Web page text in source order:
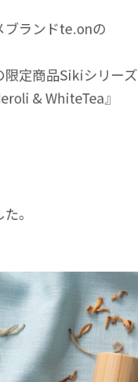
ブランドte.onの
限定商品Sikiシリーズ
& WhiteTea』
。